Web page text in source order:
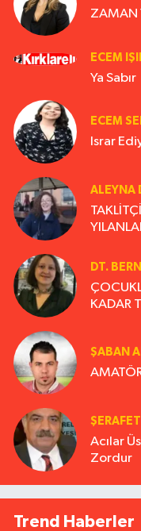
ZAMAN
ECEM
Ya Sabır
ECEM
Israr
ALEYNA
DT.
KADAR
ŞABAN
Acılar
Zordur
Trend Haberler